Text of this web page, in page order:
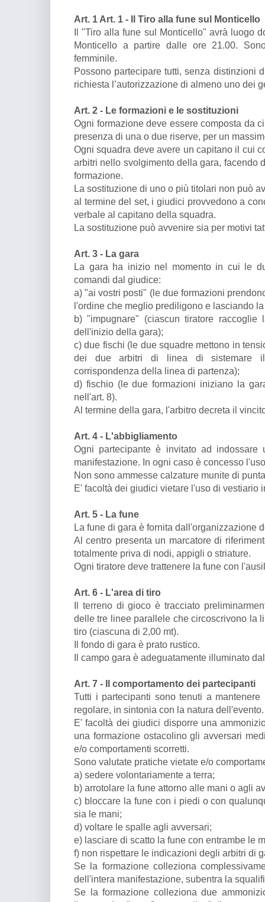
Art. 1 Art. 1 - Il Tiro alla fune sul Monticello
Il "Tiro alla fune sul Monticello" avrà luogo
Monticello a partire dalle ore 21.00.
femminile.
Possono partecipare tutti, senza distinzioni
richiesta l’autorizzazione di almeno uno dei
Art. 2 - Le formazioni e le sostituzioni
Ogni formazione deve essere composta da
presenza di una o due riserve, per un
Ogni squadra deve avere un capitano il cui
arbitri nello svolgimento della gara, facendo
formazione.
La sostituzione di uno o più titolari non può
al termine del set, i giudici provvedono a
verbale al capitano della squadra.
La sostituzione può avvenire sia per motivi
Art. 3 - La gara
La gara ha inizio nel momento in cui le
comandi dal giudice:
a) "ai vostri posti" (le due formazioni
l'ordine che meglio prediligono e lasciando
b) "impugnare" (ciascun tiratore raccoglie
dell'inizio della gara);
c) due fischi (le due squadre mettono in
dei due arbitri di linea di sistemare
corrispondenza della linea di partenza);
d) fischio (le due formazioni iniziano la
nell'art. 8).
Al termine della gara, l'arbitro decreta il
Art. 4 - L'abbigliamento
Ogni partecipante è invitato ad indossare
manifestazione. In ogni caso è concesso
Non sono ammesse calzature munite di
E' facoltà dei giudici vietare l'uso di
Art. 5 - La fune
La fune di gara è fornita dall'organizzazione
Al centro presenta un marcatore di
totalmente priva di nodi, appigli o striature.
Ogni tiratore deve trattenere la fune con
Art. 6 - L'area di tiro
Il terreno di gioco è tracciato
delle tre linee parallele che circoscrivono la
tiro (ciascuna di 2,00 mt).
Il fondo di gara è prato rustico.
Il campo gara è adeguatamente illuminato
Art. 7 - Il comportamento dei partecipanti
Tutti i partecipanti sono tenuti a
regolare, in sintonia con la natura
E' facoltà dei giudici disporre una
una formazione ostacolino gli avversari
e/o comportamenti scorretti.
Sono valutate pratiche vietate e/o
a) sedere volontariamente a terra;
b) arrotolare la fune attorno alle mani o agli
c) bloccare la fune con i piedi o con
sia le mani;
d) voltare le spalle agli avversari;
e) lasciare di scatto la fune con entrambe le
f) non rispettare le indicazioni degli arbitri di
Se la formazione colleziona
dell'intera manifestazione, subentra la
Se la formazione colleziona due